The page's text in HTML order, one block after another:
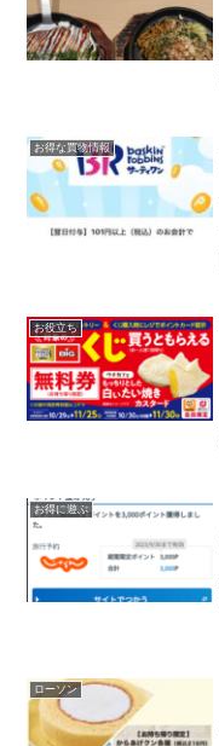
お得な買物情報
お役立ち
お得に遊ぶ
ローソン